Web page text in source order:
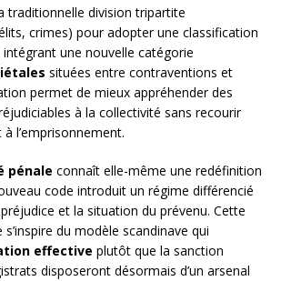
traditionnelle division tripartite
crimes) pour adopter une classification
une nouvelle catégorie
situées entre contraventions et
permet de mieux appréhender des
à la collectivité sans recourir
l’emprisonnement.
pénale connaît elle-même une redéfinition
code introduit un régime différencié
et la situation du prévenu. Cette
du modèle scandinave qui
effective plutôt que la sanction
disposeront désormais d’un arsenal